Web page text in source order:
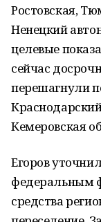
Ростовская,
Ненецкий
целевые
сейчас
перешагнули
Кемеровская
Егоров
федеральным
средства